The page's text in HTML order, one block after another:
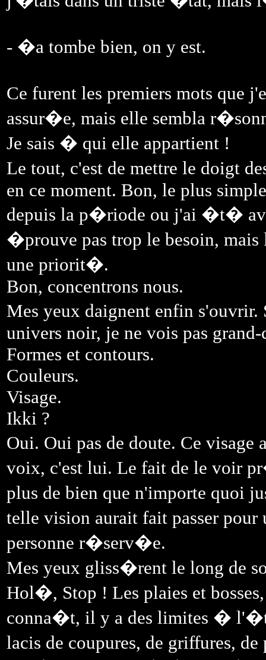
- �a tombe bien, on y est.
Ce furent les premiers mots
assur�e, mais elle sembla
Je sais � qui elle appartient !
Le tout, c'est de mettre le doigt
en ce moment. Bon, le plus
depuis la p�riode ou j'ai �t�
�prouve pas trop le besoin,
une priorit�.
Bon, concentrons nous.
Mes yeux daignent enfin
univers noir, je ne vois pas grand-
Formes et contours.
Couleurs.
Visage.
Ikki ?
Oui. Oui pas de doute. Ce
voix, c'est lui. Le fait de le voir
plus de bien que n'importe quoi
telle vision aurait fait passer
personne r�serv�e.
Mes yeux gliss�rent le long de
Hol�, Stop ! Les plaies et
conna�t, il y a des limites �
lacis de coupures, de griffures,